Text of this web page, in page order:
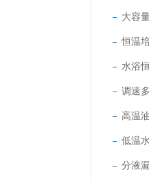
大容
恒温
水浴
调速
高温
低温
分液